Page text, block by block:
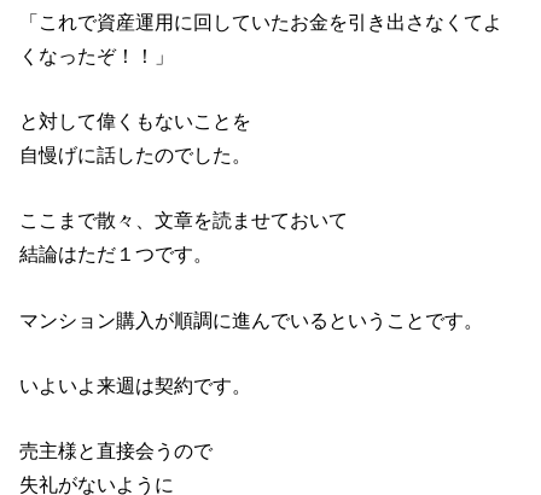
「これで資産運用に回していたお金を引き出さなくてよ
くなったぞ！！」
と対して偉くもないことを
自慢げに話したのでした。
ここまで散々、文章を読ませておいて
結論はただ１つです。
マンション購入が順調に進んでいるということです。
いよいよ来週は契約です。
売主様と直接会うので
失礼がないように